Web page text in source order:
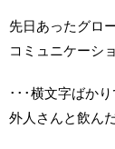
先日あったグロ
コミュニケーショ
･･･横文字ばかり
外人さんと飲ん